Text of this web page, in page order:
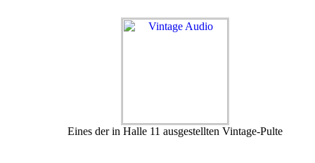
Eines der in Halle 11 ausgestellten Vintage-Pulte